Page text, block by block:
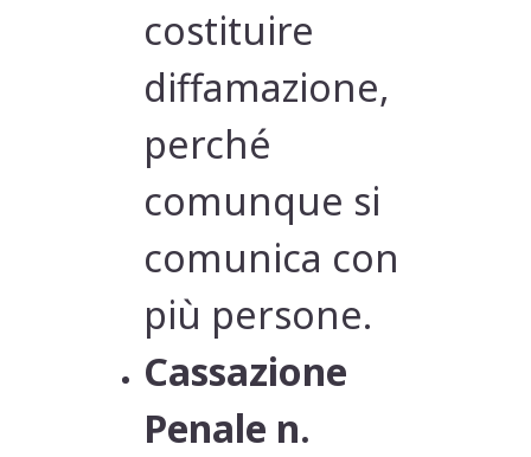
costituire
diffamazione,
perché
comunque si
comunica con
più persone.
Cassazione
Penale n.